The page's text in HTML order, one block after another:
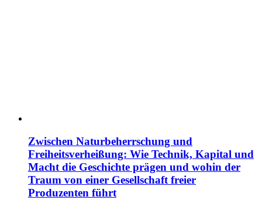
Zwischen Naturbeherrschung und
Freiheitsverheißung: Wie Technik, Kapital und
Macht die Geschichte prägen und wohin der
Traum von einer Gesellschaft freier
Produzenten führt